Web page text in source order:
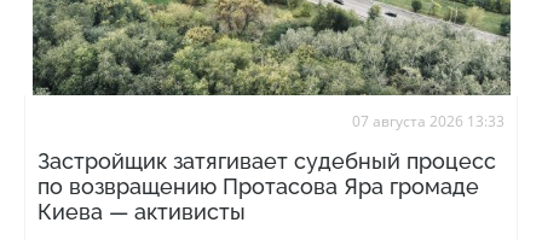
07 августа 2026 13:33
Застройщик затягивает судебный процесс
по возвращению Протасова Яра громаде
Киева — активисты